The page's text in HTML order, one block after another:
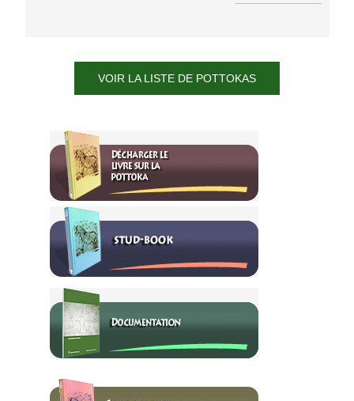
VOIR LA LISTE DE POTTOKAS